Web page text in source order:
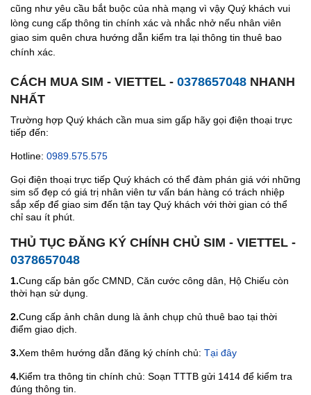
cũng như yêu cầu bắt buộc của nhà mạng vì vậy Quý khách vui
lòng cung cấp thông tin chính xác và nhắc nhở nếu nhân viên
giao sim quên chưa hướng dẫn kiểm tra lại thông tin thuê bao
chính xác.
CÁCH MUA SIM - VIETTEL - 0378657048 NHANH
NHẤT
Trường hợp Quý khách cần mua sim gấp hãy gọi điện thoại trực
tiếp đến:
Hotline: 0989.575.575
Gọi điện thoại trực tiếp Quý khách có thể đàm phán giá với những
sim số đẹp có giá trị nhân viên tư vấn bán hàng có trách nhiệp
sắp xếp để giao sim đến tận tay Quý khách với thời gian có thể
chỉ sau ít phút.
THỦ TỤC ĐĂNG KÝ CHÍNH CHỦ SIM - VIETTEL -
0378657048
1.Cung cấp bản gốc CMND, Căn cước công dân, Hộ Chiếu còn
thời hạn sử dụng.
2.Cung cấp ảnh chân dung là ảnh chụp chủ thuê bao tại thời
điểm giao dịch.
3.Xem thêm hướng dẫn đăng ký chính chủ: Tại đây
4.Kiểm tra thông tin chính chủ: Soạn TTTB gửi 1414 để kiểm tra
đúng thông tin.